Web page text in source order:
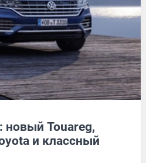
новый Touareg,
и классный